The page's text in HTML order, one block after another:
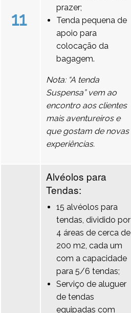
11
prazer;
Tenda pequena de
apoio para
colocação da
bagagem.
Nota: “A tenda
Suspensa” vem ao
encontro aos clientes
mais aventureiros e
que gostam de novas
experiências.
Alvéolos para
Tendas:
15 alvéolos para
tendas, dividido por
4 áreas de cerca de
200 m2, cada um
com a capacidade
para 5/6 tendas;
Serviço de aluguer
de tendas
equipadas com